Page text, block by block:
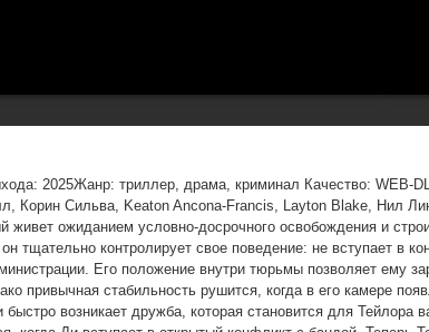
2025Жанр: триллер, драма, криминал Качество: WEB-
Корин Сильва, Keaton Ancona-Francis, Layton Blake, Нил
живет ожиданием условно-досрочного освобождения и
тщательно контролирует свое поведение: не вступает в
Его положение внутри тюрьмы позволяет ему
привычная стабильность рушится, когда в его камере
возникает дружба, которая становится для Тейлора